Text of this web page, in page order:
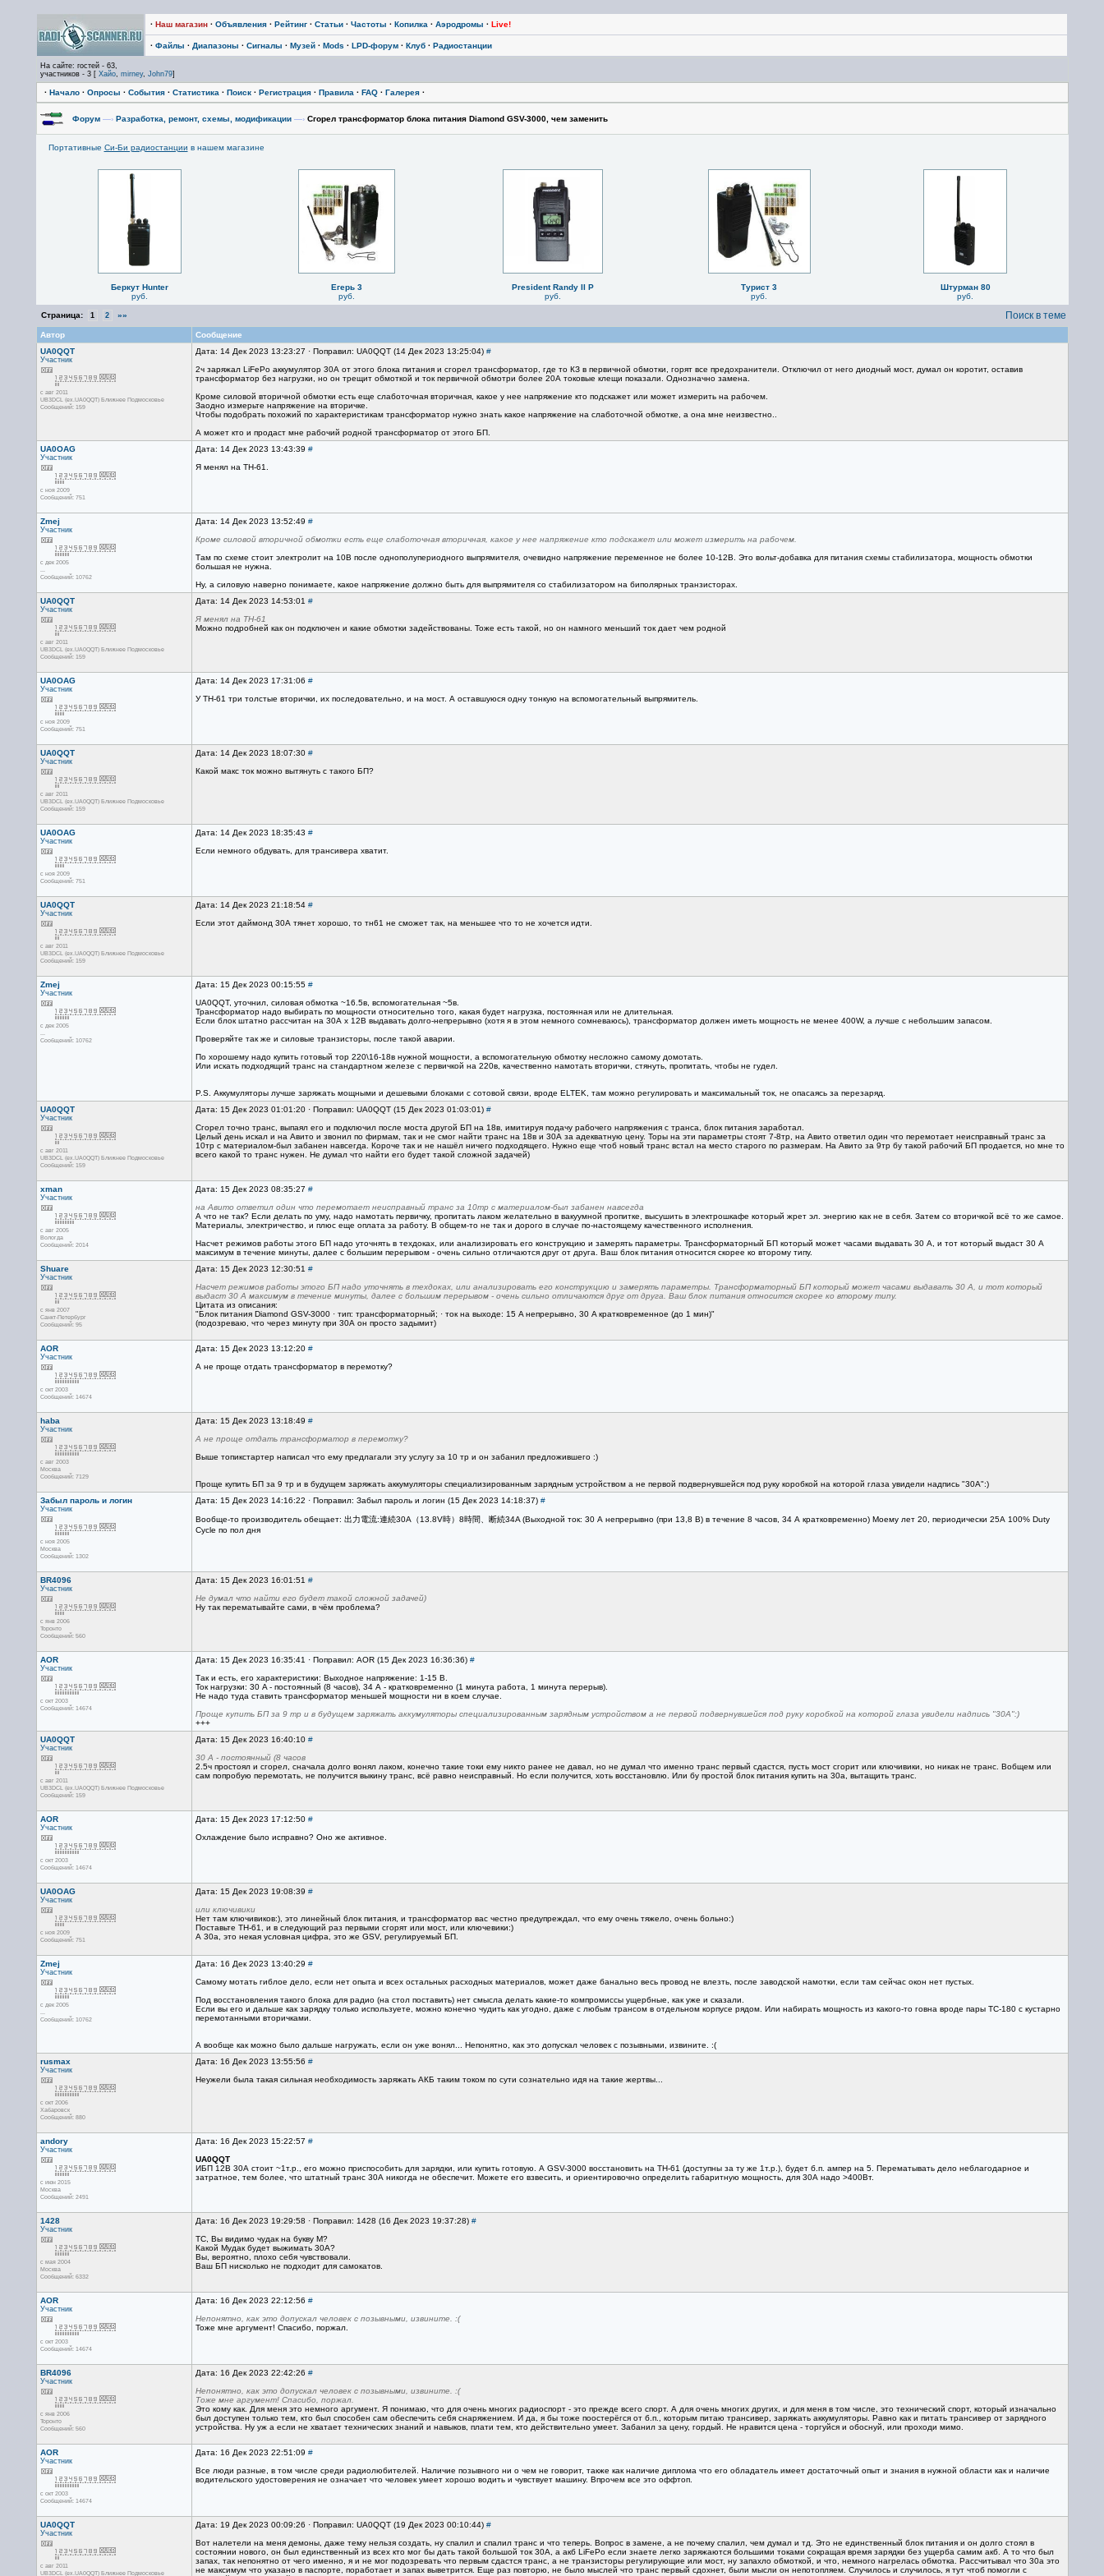
· Наш магазин· Объявления· Рейтинг· Статьи· Частоты · Копилка · Аэродромы · Live!
· Файлы · Диапазоны · Сигналы · Музей· Mods · LPD-форум· Клуб· Радиостанции
На сайте: гостей - 63,
участников - 3 [ Хайо, mirney, John79]
· Начало· Опросы · События· Статистика · Поиск· Регистрация· Правила · FAQ· Галерея·
Форум —› Разработка, ремонт, схемы, модификации —›Сгорел трансформатор блока питания Diamond GSV-3000, чем заменить
Портативные Си-Би радиостанции в нашем магазине
Беркут Hunter
руб.
Егерь 3
руб.
President Randy II P
руб.
Турист 3
руб.
Штурман 80
руб.
Страница: 1 2 »» Поиск в теме
Автор
Сообщение
UA0QQT
Участник
с авг 2011
UB3DCL (ex.UA0QQT) Ближнее Подмосковье
Сообщений: 159
Дата: 14 Дек 2023 13:23:27 · Поправил: UA0QQT (14 Дек 2023 13:25:04) #
2ч заряжал LiFePo аккумулятор 30А от этого блока питания и сгорел трансформатор, где то КЗ в первичной обмотки, горят все предохранители. Отключил от него диодный мост, думал он коротит, оставив
трансформатор без нагрузки, но он трещит обмоткой и ток первичной обмотри более 20А токовые клещи показали. Однозначно замена.
Кроме силовой вторичной обмотки есть еще слаботочная вторичная, какое у нее напряжение кто подскажет или может измерить на рабочем.
Заодно измерьте напряжение на вторичке.
Чтобы подобрать похожий по характеристикам трансформатор нужно знать какое напряжение на слаботочной обмотке, а она мне неизвестно..
А может кто и продаст мне рабочий родной трансформатор от этого БП.
UA0OAG
Участник
с ноя 2009
Сообщений: 751
Дата: 14 Дек 2023 13:43:39 #
Я менял на ТН-61.
Zmej
Участник
с дек 2005
...
Сообщений: 10762
Дата: 14 Дек 2023 13:52:49 #
Кроме силовой вторичной обмотки есть еще слаботочная вторичная, какое у нее напряжение кто подскажет или может измерить на рабочем.
Там по схеме стоит электролит на 10В после однополупериодного выпрямителя, очевидно напряжение переменное не более 10-12В. Это вольт-добавка для питания схемы стабилизатора, мощность обмотки
большая не нужна.
Ну, а силовую наверно понимаете, какое напряжение должно быть для выпрямителя со стабилизатором на биполярных транзисторах.
UA0QQT
Участник
с авг 2011
UB3DCL (ex.UA0QQT) Ближнее Подмосковье
Сообщений: 159
Дата: 14 Дек 2023 14:53:01 #
Я менял на ТН-61
Можно подробней как он подключен и какие обмотки задействованы. Тоже есть такой, но он намного меньший ток дает чем родной
UA0OAG
Участник
с ноя 2009
Сообщений: 751
Дата: 14 Дек 2023 17:31:06 #
У ТН-61 три толстые вторички, их последовательно, и на мост. А оставшуюся одну тонкую на вспомогательный выпрямитель.
UA0QQT
Участник
с авг 2011
UB3DCL (ex.UA0QQT) Ближнее Подмосковье
Сообщений: 159
Дата: 14 Дек 2023 18:07:30 #
Какой макс ток можно вытянуть с такого БП?
UA0OAG
Участник
с ноя 2009
Сообщений: 751
Дата: 14 Дек 2023 18:35:43 #
Если немного обдувать, для трансивера хватит.
UA0QQT
Участник
с авг 2011
UB3DCL (ex.UA0QQT) Ближнее Подмосковье
Сообщений: 159
Дата: 14 Дек 2023 21:18:54 #
Если этот даймонд 30А тянет хорошо, то тн61 не сможет так, на меньшее что то не хочется идти.
Zmej
Участник
с дек 2005
...
Сообщений: 10762
Дата: 15 Дек 2023 00:15:55 #
UA0QQT, уточнил, силовая обмотка ~16.5в, вспомогательная ~5в.
Трансформатор надо выбирать по мощности относительно того, какая будет нагрузка, постоянная или не длительная.
Если блок штатно рассчитан на 30А х 12В выдавать долго-непрерывно (хотя я в этом немного сомневаюсь), трансформатор должен иметь мощность не менее 400W, а лучше с небольшим запасом.
Проверяйте так же и силовые транзисторы, после такой аварии.
По хорошему надо купить готовый тор 220\16-18в нужной мощности, а вспомогательную обмотку несложно самому домотать.
Или искать подходящий транс на стандартном железе с первичкой на 220в, качественно намотать вторички, стянуть, пропитать, чтобы не гудел.
P.S. Аккумуляторы лучше заряжать мощными и дешевыми блоками с сотовой связи, вроде ELTEK, там можно регулировать и максимальный ток, не опасаясь за перезаряд.
UA0QQT
Участник
с авг 2011
UB3DCL (ex.UA0QQT) Ближнее Подмосковье
Сообщений: 159
Дата: 15 Дек 2023 01:01:20 · Поправил: UA0QQT (15 Дек 2023 01:03:01) #
Сгорел точно транс, выпаял его и подключил после моста другой БП на 18в, имитируя подачу рабочего напряжения с транса, блок питания заработал.
Целый день искал и на Авито и звонил по фирмам, так и не смог найти транс на 18в и 30А за адекватную цену. Торы на эти параметры стоят 7-8тр, на Авито ответил один что перемотает неисправный транс за
10тр с материалом-был забанен навсегда. Короче так и не нашёл ничего подходящего. Нужно еще чтоб новый транс встал на место старого по размерам. На Авито за 9тр бу такой рабочий БП продается, но мне то
всего какой то транс нужен. Не думал что найти его будет такой сложной задачей)
xman
Участник
с авг 2005
Вологда
Сообщений: 2014
Дата: 15 Дек 2023 08:35:27 #
на Авито ответил один что перемотает неисправный транс за 10тр с материалом-был забанен навсегда
А что не так? Если делать по уму, надо намотать первичку, пропитать лаком желательно в вакуумной пропитке, высушить в электрошкафе который жрет эл. энергию как не в себя. Затем со вторичкой всё то же самое.
Материалы, электричество, и плюс еще оплата за работу. В общем-то не так и дорого в случае по-настоящему качественного исполнения.
Насчет режимов работы этого БП надо уточнять в техдоках, или анализировать его конструкцию и замерять параметры. Трансформаторный БП который может часами выдавать 30 А, и тот который выдаст 30 А
максимум в течение минуты, далее с большим перерывом - очень сильно отличаются друг от друга. Ваш блок питания относится скорее ко второму типу.
Shuare
Участник
с янв 2007
Санкт-Петербург
Сообщений: 95
Дата: 15 Дек 2023 12:30:51 #
Насчет режимов работы этого БП надо уточнять в техдоках, или анализировать его конструкцию и замерять параметры. Трансформаторный БП который может часами выдавать 30 А, и тот который
выдаст 30 А максимум в течение минуты, далее с большим перерывом - очень сильно отличаются друг от друга. Ваш блок питания относится скорее ко второму типу.
Цитата из описания:
"Блок питания Diamond GSV-3000 · тип: трансформаторный; · ток на выходе: 15 A непрерывно, 30 A кратковременное (до 1 мин)"
(подозреваю, что через минуту при 30А он просто задымит)
AOR
Участник
с окт 2003
Сообщений: 14674
Дата: 15 Дек 2023 13:12:20 #
А не проще отдать трансформатор в перемотку?
haba
Участник
с авг 2003
Москва
Сообщений: 7129
Дата: 15 Дек 2023 13:18:49 #
А не проще отдать трансформатор в перемотку?
Выше топикстартер написал что ему предлагали эту услугу за 10 тр и он забанил предложившего :)
Проще купить БП за 9 тр и в будущем заряжать аккумуляторы специализированным зарядным устройством а не первой подвернувшейся под руку коробкой на которой глаза увидели надпись "30А":)
Забыл пароль и логин
Участник
с ноя 2005
Москва
Сообщений: 1302
Дата: 15 Дек 2023 14:16:22 · Поправил: Забыл пароль и логин (15 Дек 2023 14:18:37) #
Вообще-то производитель обещает: 出力電流:連続30A（13.8V時）8時間、断続34A (Выходной ток: 30 А непрерывно (при 13,8 В) в течение 8 часов, 34 А кратковременно) Моему лет 20, периодически 25А 100% Duty
Cycle по пол дня
BR4096
Участник
с янв 2006
Торонто
Сообщений: 560
Дата: 15 Дек 2023 16:01:51 #
Не думал что найти его будет такой сложной задачей)
Ну так перематывайте сами, в чём проблема?
AOR
Участник
с окт 2003
Сообщений: 14674
Дата: 15 Дек 2023 16:35:41 · Поправил: AOR (15 Дек 2023 16:36:36) #
Так и есть, его характеристики: Выходное напряжение: 1-15 В.
Ток нагрузки: 30 A - постоянный (8 часов), 34 А - кратковременно (1 минута работа, 1 минута перерыв).
Не надо туда ставить трансформатор меньшей мощности ни в коем случае.
Проще купить БП за 9 тр и в будущем заряжать аккумуляторы специализированным зарядным устройством а не первой подвернувшейся под руку коробкой на которой глаза увидели надпись "30А":)
+++
UA0QQT
Участник
с авг 2011
UB3DCL (ex.UA0QQT) Ближнее Подмосковье
Сообщений: 159
Дата: 15 Дек 2023 16:40:10 #
30 A - постоянный (8 часов
2.5ч простоял и сгорел, сначала долго вонял лаком, конечно такие токи ему никто ранее не давал, но не думал что именно транс первый сдастся, пусть мост сгорит или ключивики, но никак не транс. Вобщем или
сам попробую перемотать, не получится выкину транс, всё равно неисправный. Но если получится, хоть восстановлю. Или бу простой блок питания купить на 30а, вытащить транс.
AOR
Участник
с окт 2003
Сообщений: 14674
Дата: 15 Дек 2023 17:12:50 #
Охлаждение было исправно? Оно же активное.
UA0OAG
Участник
с ноя 2009
Сообщений: 751
Дата: 15 Дек 2023 19:08:39 #
или ключивики
Нет там ключивиков:), это линейный блок питания, и трансформатор вас честно предупреждал, что ему очень тяжело, очень больно:)
Поставьте ТН-61, и в следующий раз первыми сгорят или мост, или ключевики:)
А 30а, это некая условная цифра, это же GSV, регулируемый БП.
Zmej
Участник
с дек 2005
...
Сообщений: 10762
Дата: 16 Дек 2023 13:40:29 #
Самому мотать гиблое дело, если нет опыта и всех остальных расходных материалов, может даже банально весь провод не влезть, после заводской намотки, если там сейчас окон нет пустых.
Под восстановления такого блока для радио (на стол поставить) нет смысла делать какие-то компромиссы ущербные, как уже и сказали.
Если вы его и дальше как зарядку только используете, можно конечно чудить как угодно, даже с любым трансом в отдельном корпусе рядом. Или набирать мощность из какого-то говна вроде пары ТС-180 с кустарно
перемотанными вторичками.
А вообще как можно было дальше нагружать, если он уже вонял... Непонятно, как это допускал человек с позывными, извините. :(
rusmax
Участник
с окт 2006
Хабаровск
Сообщений: 880
Дата: 16 Дек 2023 13:55:56 #
Неужели была такая сильная необходимость заряжать АКБ таким током по сути сознательно идя на такие жертвы...
andory
Участник
с июн 2015
Москва
Сообщений: 2491
Дата: 16 Дек 2023 15:22:57 #
UA0QQT
ИБП 12В 30А стоит ~1т.р., его можно приспособить для зарядки, или купить готовую. А GSV-3000 восстановить на ТН-61 (доступны за ту же 1т.р.), будет б.п. ампер на 5. Перематывать дело неблагодарное и
затратное, тем более, что штатный транс 30А никогда не обеспечит. Можете его взвесить, и ориентировочно определить габаритную мощность, для 30А надо >400Вт.
1428
Участник
с мая 2004
Москва
Сообщений: 6332
Дата: 16 Дек 2023 19:29:58 · Поправил: 1428 (16 Дек 2023 19:37:28) #
ТС, Вы видимо чудак на букву М?
Какой Мудак будет выжимать 30А?
Вы, вероятно, плохо себя чувствовали.
Ваш БП нисколько не подходит для самокатов.
AOR
Участник
с окт 2003
Сообщений: 14674
Дата: 16 Дек 2023 22:12:56 #
Непонятно, как это допускал человек с позывными, извините. :(
Тоже мне аргумент! Спасибо, поржал.
BR4096
Участник
с янв 2006
Торонто
Сообщений: 560
Дата: 16 Дек 2023 22:42:26 #
Непонятно, как это допускал человек с позывными, извините. :(
Тоже мне аргумент! Спасибо, поржал.
Это кому как. Для меня это немного аргумент. Я понимаю, что для очень многих радиоспорт - это прежде всего спорт. А для очень многих других, и для меня в том числе, это технический спорт, который изначально
был доступен только тем, кто был способен сам обеспечить себя снаряжением. И да, я бы тоже поостерёгся от б.п., которым питаю трансивер, заряжать аккумуляторы. Равно как и питать трансивер от зарядного
устройства. Ну уж а если не хватает технических знаний и навыков, плати тем, кто действительно умеет. Забанил за цену, гордый. Не нравится цена - торгуйся и обоснуй, или проходи мимо.
AOR
Участник
с окт 2003
Сообщений: 14674
Дата: 16 Дек 2023 22:51:09 #
Все люди разные, в том числе среди радиолюбителей. Наличие позывного ни о чем не говорит, также как наличие диплома что его обладатель имеет достаточный опыт и знания в нужной области как и наличие
водительского удостоверения не означает что человек умеет хорошо водить и чувствует машину. Впрочем все это оффтоп.
UA0QQT
Участник
с авг 2011
UB3DCL (ex.UA0QQT) Ближнее Подмосковье
Дата: 19 Дек 2023 00:09:26 · Поправил: UA0QQT (19 Дек 2023 00:10:44) #
Вот налетели на меня демоны, даже тему нельзя создать, ну спалил и спалил транс и что теперь. Вопрос в замене, а не почему спалил, чем думал и тд. Это не единственный блок питания и он долго стоял в
состоянии нового, он был единственный из всех кто мог бы дать такой большой ток 30А, а акб LiFePo если знаете легко заряжаются большими токами сокращая время зарядки без ущерба самим акб. А то что был
запах, так непонятно от чего именно, я и не мог подозревать что первым сдастся транс, а не транзисторы регулирующие или мост, ну запахло обмоткой, и что, немного нагрелась обмотка. Рассчитывал что 30а это
не максимум что указано в паспорте, поработает и запах выветрится. Еще раз повторю, не было мыслей что транс первый сдохнет, были мысли он непотопляем. Случилось и случилось, я тут чтоб помогли с